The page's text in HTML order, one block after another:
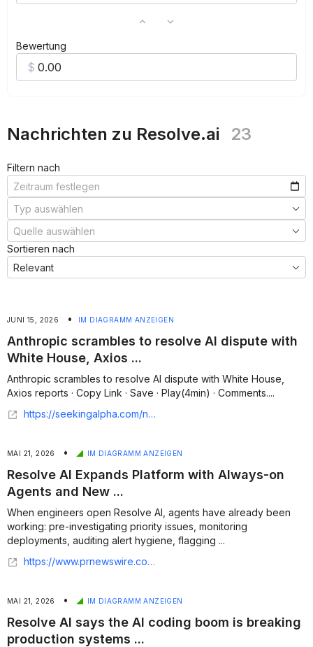
Bewertung
Nachrichten zu Resolve.ai 23
Filtern nach
Sortieren nach
JUNI 15, 2026 • IM DIAGRAMM ANZEIGEN
Anthropic scrambles to resolve AI dispute with
White House, Axios ...
Anthropic scrambles to resolve AI dispute with White House,
Axios reports · Copy Link · Save · Play(4min) · Comments....
https://seekingalpha.com/news/4603147-anthropic-scrambles-to-resolve-ai-dispute-with-white-house-axios-reports
MAI 21, 2026 • IM DIAGRAMM ANZEIGEN
Resolve AI Expands Platform with Always-on
Agents and New ...
When engineers open Resolve AI, agents have already been
working: pre-investigating priority issues, monitoring
deployments, auditing alert hygiene, flagging ...
https://www.prnewswire.com/news-releases/resolve-ai-expands-platform-with-always-on-agents-and-new-investigation-architecture-302778310.html
MAI 21, 2026 • IM DIAGRAMM ANZEIGEN
Resolve AI says the AI coding boom is breaking
production systems ...